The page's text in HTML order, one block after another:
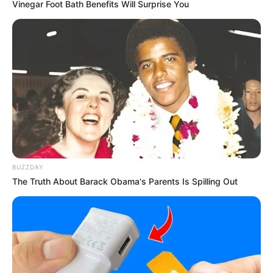
ΑΥΤΟ ΠΟΥ ΦΑΙΝΕΤΑΙ ΚΑΙ ΛΕΓΕΤΑΙ ΟΣΟΝ ΑΦΟΡΑ ΤΙΣ
ΔΥΝΑΜΕΙΣ ΑΥΤΕΣ ΤΩΝ ΑΜΕΡΙΚΑΝΩΝ, ΕΙΝΑΙ ΟΤΙ
ΜΑΖΕΥΤΗΚΑΝ ΕΚΕΙ ΓΙΑ ΝΑ ΔΙΑΝΕΜΕΙΘΟΥΝ ΣΤΗΝ
Vinegar Foot Bath Benefits Will Surprise You
BUZZDAY
The Truth About Barack Obama's Parents Is Spilling Out